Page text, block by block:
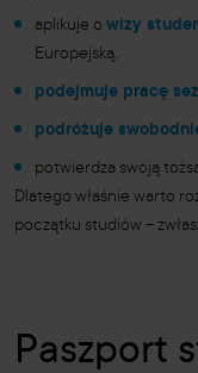
aplikuje o wizy
Europejską,
podejmuje pracę
podróżuje
potwierdza swoją
Dlatego właśnie warto
początku studiów –
Paszport